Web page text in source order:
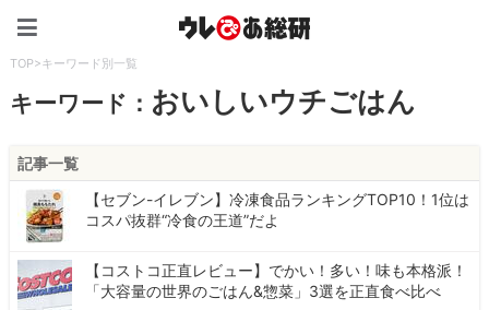
TOP>キーワード別一覧
キーワード： おいしいウチごはん
記事一覧
【セブン-イレブン】冷凍食品ランキングTOP10！1位は
コスパ抜群“冷食の王道”だよ
【コストコ正直レビュー】でかい！多い！味も本格派！
「大容量の世界のごはん&惣菜」3選を正直食べ比べ